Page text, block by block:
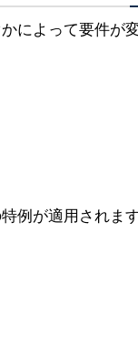
によって要件が
例が適用されま